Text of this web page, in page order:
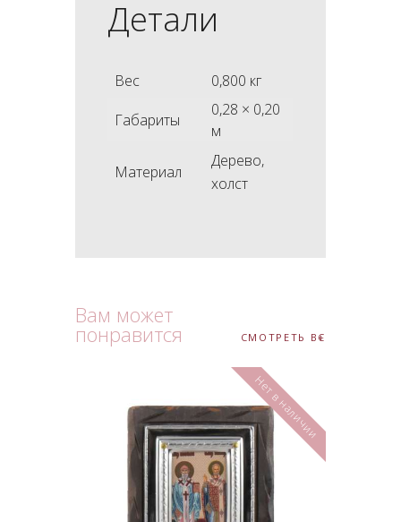
Детали
Вес
0,800 кг
Габариты
0,28 × 0,20
м
Материал
Дерево,
холст
Вам может
понравится СМОТРЕТЬ ВСЕ
Нет в наличии